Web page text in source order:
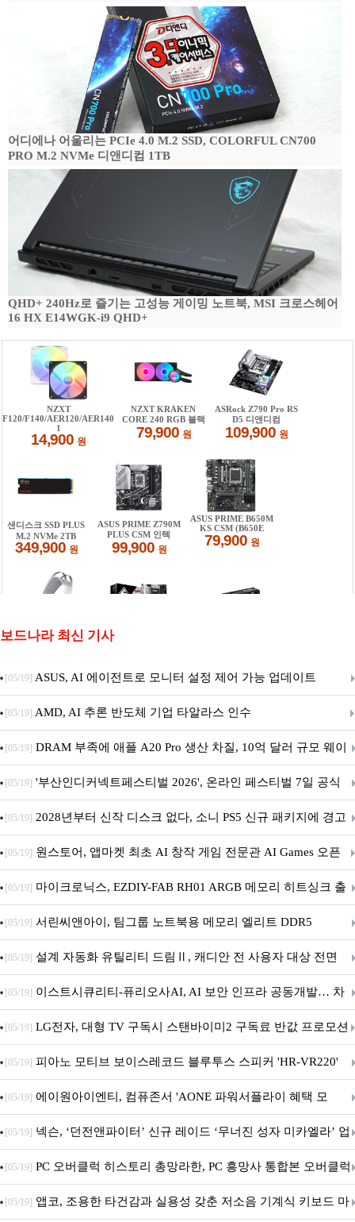
어디에나 어울리는 PCIe 4.0 M.2 SSD, COLORFUL CN700
PRO M.2 NVMe 디앤디컴 1TB
QHD+ 240Hz로 즐기는 고성능 게이밍 노트북, MSI 크로스헤어
16 HX E14WGK-i9 QHD+
보드나라 최신 기사
[05/19] ASUS, AI 에이전트로 모니터 설정 제어 가능 업데이트
[05/19] AMD, AI 추론 반도체 기업 타알라스 인수
[05/19] DRAM 부족에 애플 A20 Pro 생산 차질, 10억 달러 규모 웨이
퍼 대기
[05/19] '부산인디커넥트페스티벌 2026', 온라인 페스티벌 7일 공식
개막... 22일간 진행
[05/19] 2028년부터 신작 디스크 없다, 소니 PS5 신규 패키지에 경고
문 추가
[05/19] 원스토어, 앱마켓 최초 AI 창작 게임 전문관 AI Games 오픈
[05/19] 마이크로닉스, EZDIY-FAB RH01 ARGB 메모리 히트싱크 출
시
[05/19] 서린씨앤아이, 팀그룹 노트북용 메모리 엘리트 DDR5
5600MHz 16GB 출시
[05/19] 설계 자동화 유틸리티 드림Ⅱ, 캐디안 전 사용자 대상 전면
무상 배포
[05/19] 이스트시큐리티-퓨리오사AI, AI 보안 인프라 공동개발… 차
세대 AI 보안 플랫폼 구축
[05/19] LG전자, 대형 TV 구독시 스탠바이미2 구독료 반값 프로모션
[05/19] 피아노 모티브 보이스레코드 블루투스 스피커 'HR-VR220'
출시
[05/19] 에이원아이엔티, 컴퓨존서 'AONE 파워서플라이 혜택 모
음.ZIP' 이벤트 진행
[05/19] 넥슨, ‘던전앤파이터’ 신규 레이드 ‘무너진 성자 미카엘라’ 업
데이트!
[05/19] PC 오버클럭 히스토리 총망라한, PC 흥망사 통합본 오버클럭
특집(1-4편)
[05/19] 앱코, 조용한 타건감과 실용성 갖춘 저소음 기계식 키보드 마